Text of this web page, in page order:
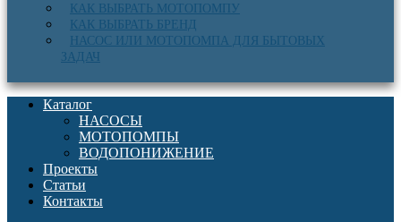
КАК ВЫБРАТЬ МОТОПОМПУ
КАК ВЫБРАТЬ БРЕНД
НАСОС ИЛИ МОТОПОМПА ДЛЯ БЫТОВЫХ
ЗАДАЧ
Каталог
НАСОСЫ
МОТОПОМПЫ
ВОДОПОНИЖЕНИЕ
Проекты
Статьи
Контакты